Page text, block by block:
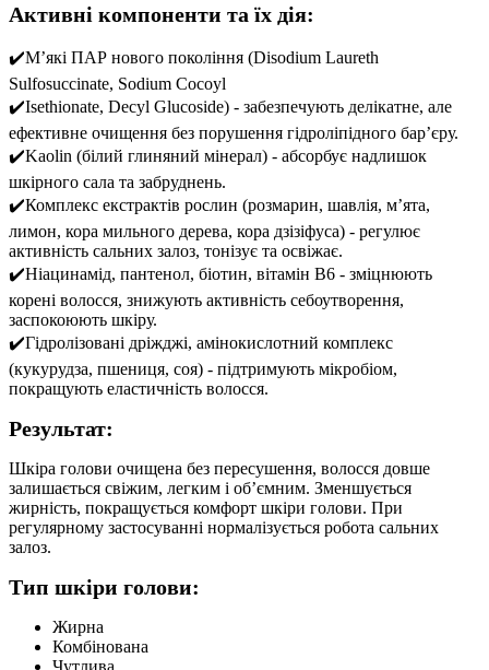
Активні компоненти та їх дія:
✔️Мʼякі ПАР нового покоління (Disodium Laureth
Sulfosuccinate, Sodium Cocoyl
✔️Isethionate, Decyl Glucoside) - забезпечують делікатне, але
ефективне очищення без порушення гідроліпідного барʼєру.
✔️Kaolin (білий глиняний мінерал) - абсорбує надлишок
шкірного сала та забруднень.
✔️Комплекс екстрактів рослин (розмарин, шавлія, мʼята,
лимон, кора мильного дерева, кора дзізіфуса) - регулює
активність сальних залоз, тонізує та освіжає.
✔️Ніацинамід, пантенол, біотин, вітамін В6 - зміцнюють
корені волосся, знижують активність себоутворення,
заспокоюють шкіру.
✔️Гідролізовані дріжджі, амінокислотний комплекс
(кукурудза, пшениця, соя) - підтримують мікробіом,
покращують еластичність волосся.
Результат:
Шкіра голови очищена без пересушення, волосся довше
залишається свіжим, легким і обʼємним. Зменшується
жирність, покращується комфорт шкіри голови. При
регулярному застосуванні нормалізується робота сальних
залоз.
Тип шкіри голови:
Жирна
Комбінована
Чутлива